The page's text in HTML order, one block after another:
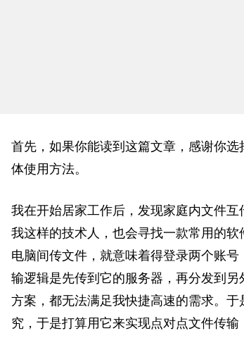
首先，如果你能读到这篇文章，感谢你选
体使用方法。
我在开始居家工作后，发现家庭内文件互
我这样的技术人 ，也会寻找一款常用的
电脑间传文件，就意味着得登录两个账号
输逻辑是先传到它的服务器，再分发到另
方案，都无法满足我快捷高速的需求。于
究，于是打算用它来实现点对点文件传输